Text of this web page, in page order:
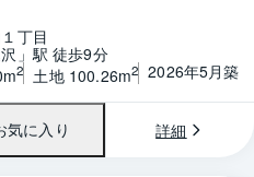
丁目
」駅 徒歩9分
2 土地 100.26m2 2026年5月築
気に入り 詳細
1 / 0 間取り